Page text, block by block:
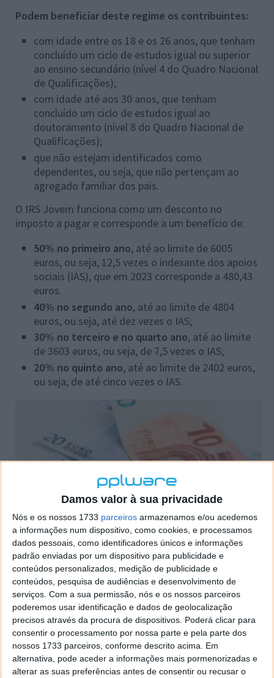
Damos valor à sua privacidade
Nós e os nossos 1733 parceiros armazenamos e/ou acedemos
a informações num dispositivo, como cookies, e processamos
dados pessoais, como identificadores únicos e informações
padrão enviadas por um dispositivo para publicidade e
conteúdos personalizados, medição de publicidade e
conteúdos, pesquisa de audiências e desenvolvimento de
serviços. Com a sua permissão, nós e os nossos parceiros
poderemos usar identificação e dados de geolocalização
precisos através da procura de dispositivos. Poderá clicar para
consentir o processamento por nossa parte e pela parte dos
nossos 1733 parceiros, conforme descrito acima. Em
alternativa, pode aceder a informações mais pormenorizadas e
alterar as suas preferências antes de consentir ou recusar o
Podem beneficiar deste regime os contribuintes:
com idade entre os 18 e os 26 anos, que tenham
concluído um ciclo de estudos igual ou superior
ao ensino secundário (nível 4 do Quadro Nacional
de Qualificações);
com idade até aos 30 anos, que tenham
concluído um ciclo de estudos igual ao
doutoramento (nível 8 do Quadro Nacional de
Qualificações);
que não estejam identificados como
dependentes, ou seja, que não pertençam ao
agregado familiar dos pais.
O IRS Jovem funciona como um desconto no
imposto a pagar e corresponde a um benefício de:
50% no primeiro ano, até ao limite de 6005
euros, ou seja, 12,5 vezes o indexante dos apoios
sociais (IAS), que em 2023 corresponde a 480,43
euros.
40% no segundo ano, até ao limite de 4804
euros, ou seja, até dez vezes o IAS;
30% no terceiro e no quarto ano, até ao limite
de 3603 euros, ou seja, de 7,5 vezes o IAS;
20% no quinto ano, até ao limite de 2402 euros,
ou seja, de até cinco vezes o IAS.
Como preencher a declaração de IRS?
Ao preencher a declaração de IRS referente
aosrendimentos obtidos em 2022, os contribuintes
que queiram optar por este regime de tributação
devem fazer essa opção no preenchimento
dosquadros 4A e 4F do anexo A.De referir, e ter
muita atenção a isto, se optar peloIRS
automáticonão pode fazer esta opção.